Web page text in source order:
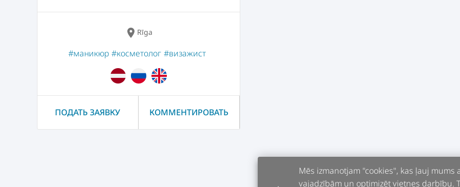
location_on Rīga
#маникюр #косметолог #визажист
ПОДАТЬ ЗАЯВКУ КОММЕНТИРОВАТЬ
Mēs izmanotjam "cookies", kas ļauj
vajadzībām un optimizēt vietnes darbību.